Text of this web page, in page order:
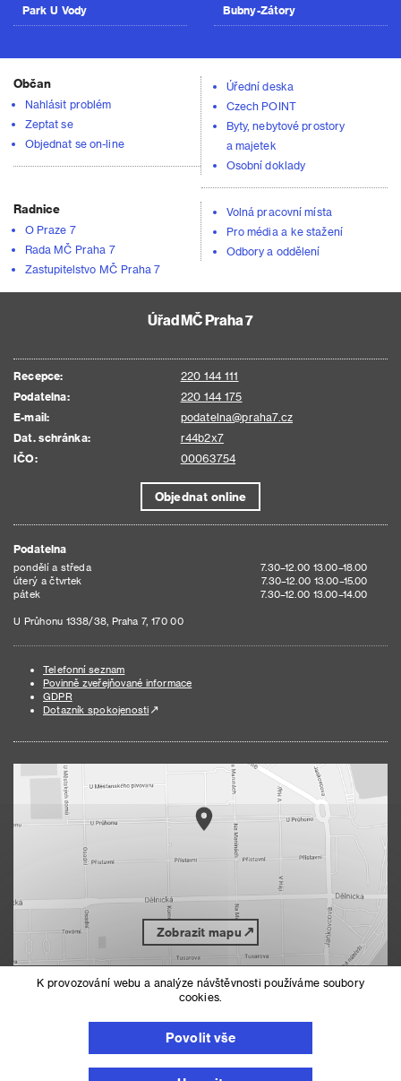
Park U Vody Bubny-Zátory
Občan
Nahlásit problém
Zeptat se
Objednat se on-line
Úřední deska
Czech POINT
Byty, nebytové prostory
a majetek
Osobní doklady
Radnice
O Praze 7
Rada MČ Praha 7
Zastupitelstvo MČ Praha 7
Volná pracovní místa
Pro média a ke stažení
Odbory a oddělení
Úřad MČ Praha 7
Recepce:
220 144 111
Podatelna:
220 144 175
E-mail:
podatelna@praha7.cz
Dat. schránka:
r44b2x7
IČO:
00063754
Objednat online
Podatelna
pondělí a středa
7.30–12.00 13.00–18.00
úterý a čtvrtek
7.30–12.00 13.00–15.00
pátek
7.30–12.00 13.00–14.00
U Průhonu 1338/38, Praha 7, 170 00
Telefonní seznam
Povinně zveřejňované informace
GDPR
Dotazník spokojenosti
Zobrazit mapu
Nastavení cookies
K provozování webu a analýze návštěvnosti používáme soubory
cookies.
Povolit vše